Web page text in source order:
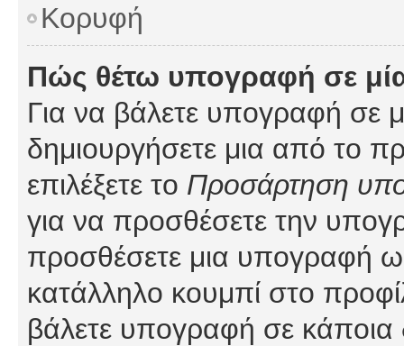
Κορυφή
Πώς θέτω υπογραφή σε
Για να βάλετε υπογραφή σε
δημιουργήσετε μια από το
επιλέξετε το Προσάρτηση
για να προσθέσετε την
προσθέσετε μια υπογραφή
κατάλληλο κουμπί στο
βάλετε υπογραφή σε κάποια